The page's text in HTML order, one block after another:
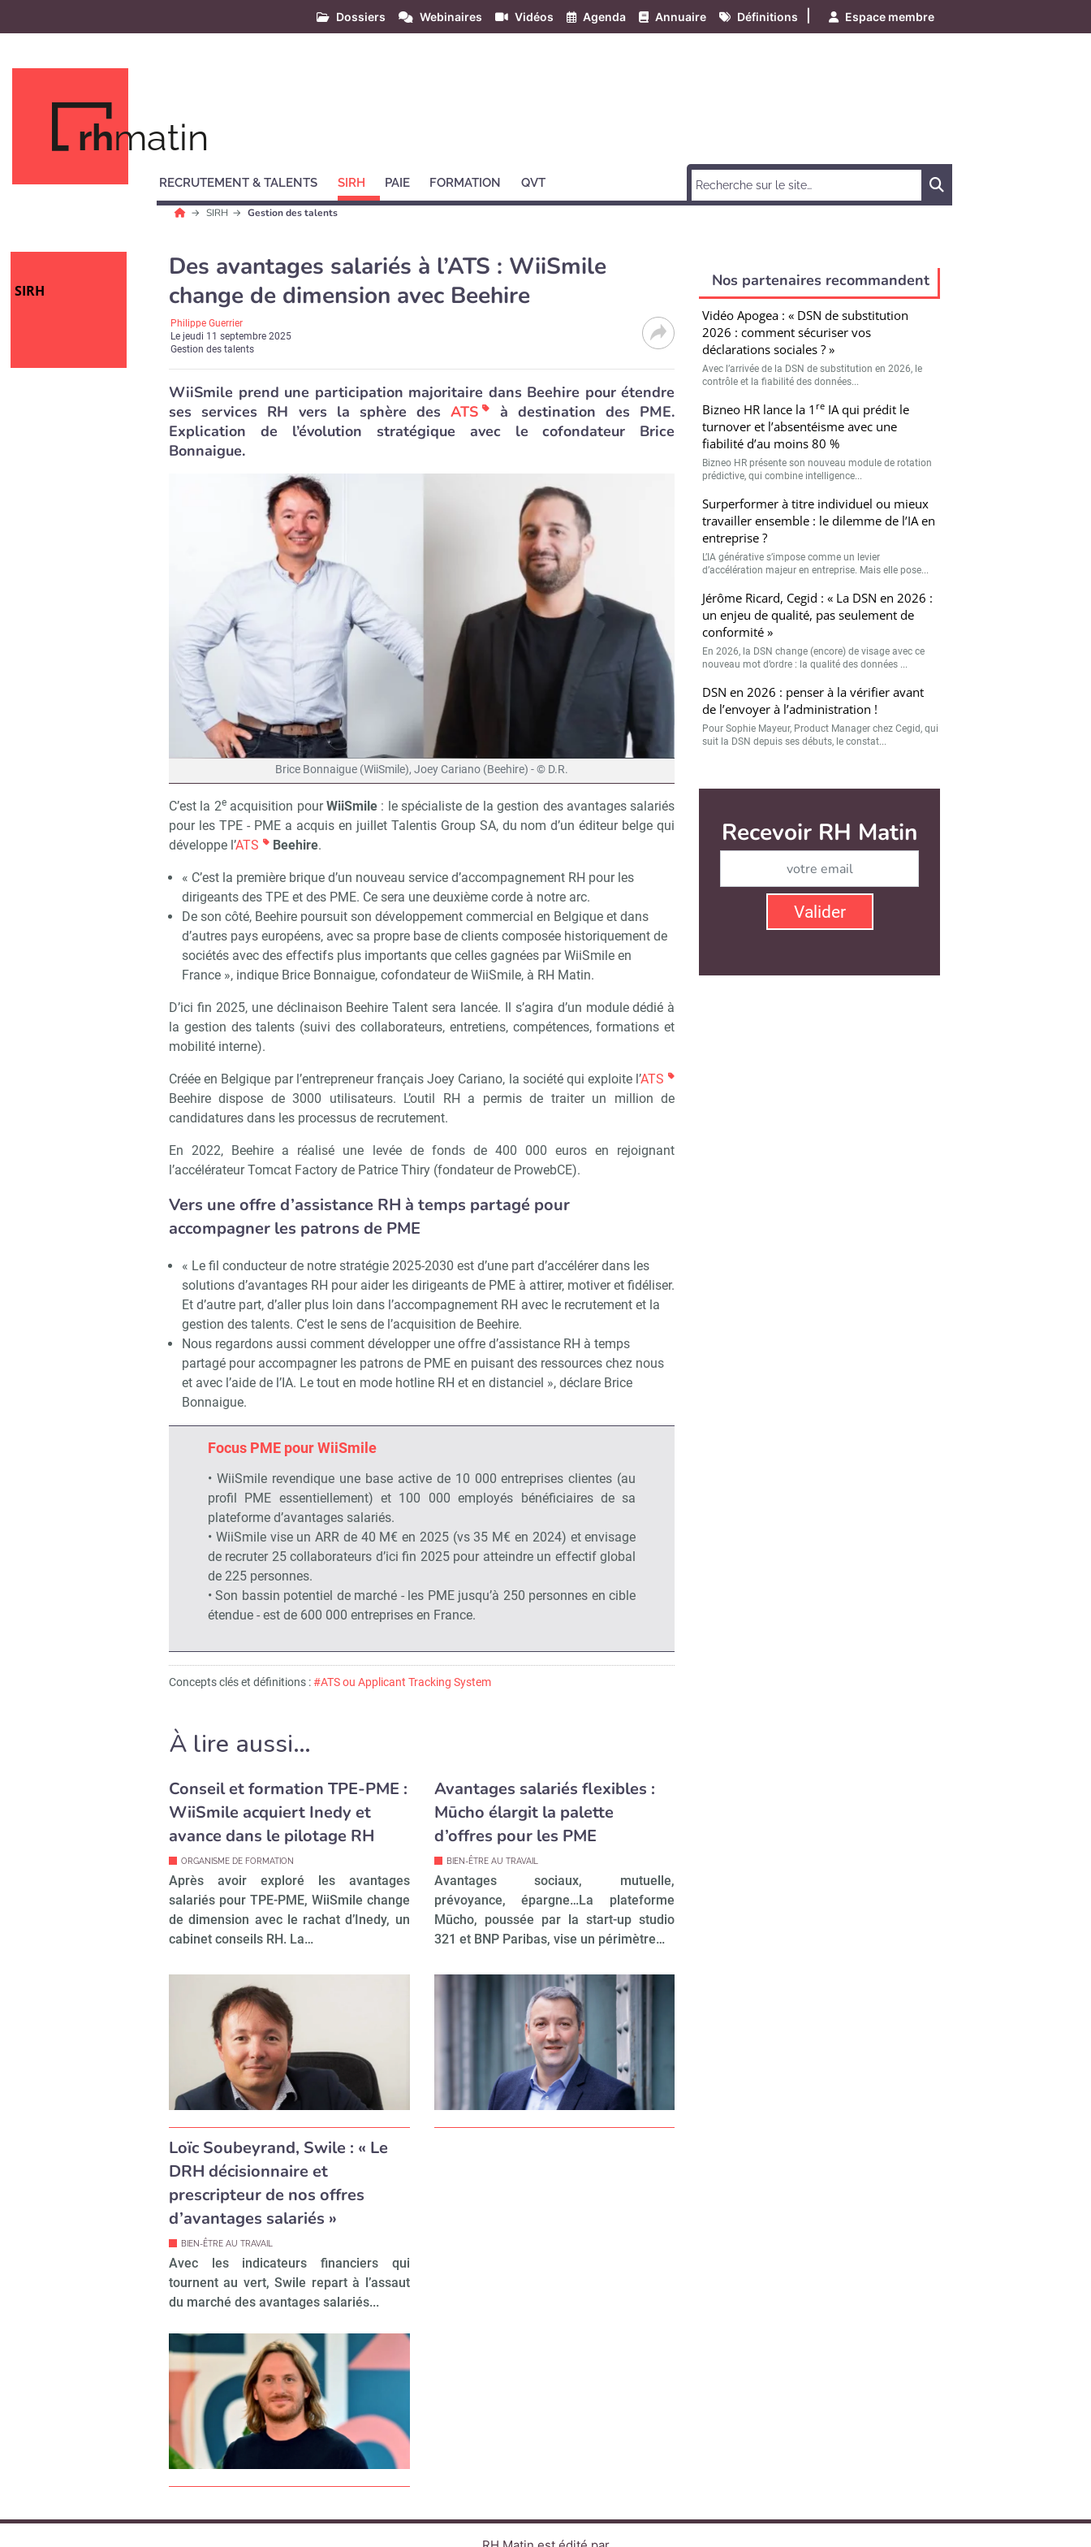
Dossiers Webinaires Vidéos Agenda Annuaire Définitions Espace membre
rhmatin
RECRUTEMENT & TALENTS SIRH PAIE FORMATION QVT
SIRH Gestion des talents
SIRH
Des avantages salariés à l’ATS : WiiSmile
change de dimension avec Beehire
Philippe Guerrier
Lejeudi 11 septembre 2025
Gestion des talents
WiiSmile prend une participation majoritaire dans Beehire pour étendre
ses services RH vers la sphère desATS
à destination des PME.
Explication de l’évolution stratégique avec le cofondateur Brice
Bonnaigue.
Brice Bonnaigue (WiiSmile), Joey Cariano (Beehire) - © D.R.
C’est la 2eacquisition pourWiiSmile: le spécialiste de la gestion des avantages salariés
pour les TPE - PME a acquis en juillet Talentis Group SA, du nom d’un éditeur belge qui
développe l’ATS Beehire.
« C’est la première brique d’un nouveau service d’accompagnement RH pour les
dirigeants des TPE et des PME. Ce sera une deuxième corde à notre arc.
De son côté, Beehire poursuit son développement commercial en Belgique et dans
d’autres pays européens, avec sa propre base de clients composée historiquement de
sociétés avec des effectifs plus importants que celles gagnées par WiiSmile en
France », indique Brice Bonnaigue, cofondateur de WiiSmile, à RH Matin.
D’ici fin 2025, une déclinaison Beehire Talent sera lancée. Il s’agira d’un module dédié à
la gestion des talents (suivi des collaborateurs, entretiens, compétences, formations et
mobilité interne).
Créée en Belgique par l’entrepreneur français Joey Cariano, la société qui exploite l’ATS
Beehire dispose de 3000 utilisateurs. L’outil RH a permis de traiter un million de
candidatures dans les processus de recrutement.
En 2022, Beehire a réalisé une levée de fonds de 400 000 euros en rejoignant
l’accélérateur Tomcat Factory de Patrice Thiry (fondateur de ProwebCE).
Vers une offre d’assistance RH à temps partagé pour
accompagner les patrons de PME
« Le fil conducteur de notre stratégie 2025-2030 est d’une part d’accélérer dans les
solutions d’avantages RH pour aider les dirigeants de PME à attirer, motiver et fidéliser.
Et d’autre part, d’aller plus loin dans l’accompagnement RH avec le recrutement et la
gestion des talents. C’est le sens de l’acquisition de Beehire.
Nous regardons aussi comment développer une offre d’assistance RH à temps
partagé pour accompagner les patrons de PME en puisant des ressources chez nous
et avec l’aide de l’IA. Le tout en mode hotline RH et en distanciel », déclare Brice
Bonnaigue.
Focus PME pour WiiSmile
• WiiSmile revendique une base active de 10 000 entreprises clientes (au
profil PME essentiellement) et 100 000 employés bénéficiaires de sa
plateforme d’avantages salariés.
• WiiSmile vise un ARR de 40 M€ en 2025 (vs 35 M€ en 2024) et envisage
de recruter 25 collaborateurs d’ici fin 2025 pour atteindre un effectif global
de 225 personnes.
• Son bassin potentiel de marché - les PME jusqu’à 250 personnes en cible
étendue - est de 600 000 entreprises en France.
Concepts clés et définitions :#ATS ou Applicant Tracking System
À lire aussi…
Conseil et formation TPE-PME :
WiiSmile acquiert Inedy et
avance dans le pilotage RH
ORGANISME DE FORMATION
Après avoir exploré les avantages
salariés pour TPE-PME, WiiSmile change
de dimension avec le rachat d’Inedy, un
cabinet conseils RH. La…
Avantages salariés flexibles :
Mūcho élargit la palette
d’offres pour les PME
BIEN-ÊTRE AU TRAVAIL
Avantages sociaux, mutuelle,
prévoyance, épargne…La plateforme
Mūcho, poussée par la start-up studio
321 et BNP Paribas, vise un périmètre…
Loïc Soubeyrand, Swile : « Le
DRH décisionnaire et
prescripteur de nos offres
d’avantages salariés »
BIEN-ÊTRE AU TRAVAIL
Avec les indicateurs financiers qui
tournent au vert, Swile repart à l’assaut
du marché des avantages salariés...
Nos partenaires recommandent
Vidéo Apogea : « DSN de substitution
2026 : comment sécuriser vos
déclarations sociales ? »
Avec l’arrivée de la DSN de substitution en 2026, le
contrôle et la fiabilité des données...
Bizneo HR lance la 1 reIA qui prédit le
turnover et l’absentéisme avec une
fiabilité d’au moins 80 %
Bizneo HR présente son nouveau module de rotation
prédictive, qui combine intelligence...
Surperformer à titre individuel ou mieux
travailler ensemble : le dilemme de l’IA en
entreprise ?
L’IA générative s’impose comme un levier
d’accélération majeur en entreprise. Mais elle pose...
Jérôme Ricard, Cegid : « La DSN en 2026 :
un enjeu de qualité, pas seulement de
conformité »
En 2026, la DSN change (encore) de visage avec ce
nouveau mot d’ordre : la qualité des données ...
DSN en 2026 : penser à la vérifier avant
de l’envoyer à l’administration !
Pour Sophie Mayeur, Product Manager chez Cegid, qui
suit la DSN depuis ses débuts, le constat...
Non merci, je reçois déjà ! Je déciderai plus tard